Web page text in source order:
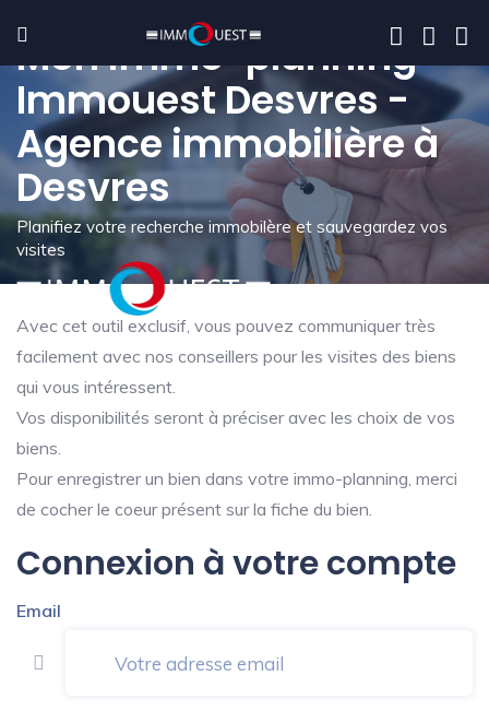
Mon immo-planning -
Immouest Desvres -
Agence immobilière à
Desvres
Planifiez votre recherche immobilère et sauvegardez vos
visites
Avec cet outil exclusif, vous pouvez communiquer très
facilement avec nos conseillers pour les visites des biens
qui vous intéressent.
Vos disponibilités seront à préciser avec les choix de vos
biens.
Pour enregistrer un bien dans votre immo-planning, merci
de cocher le coeur présent sur la fiche du bien.
Connexion à votre compte
Email